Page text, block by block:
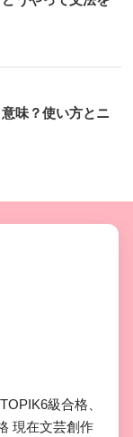
味？使い方とニ
級合格、
現在文芸創作